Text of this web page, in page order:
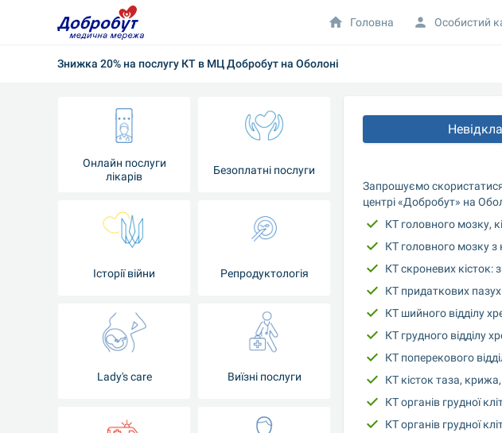
Знижка 20% на послугу КТ в МЦ Добробут на Оболоні
Онлайн послуги
лікарів
Безоплатні послуги
Історії війни Репродуктологія
Lady's care Виїзні послуги
Запрошуємо
центрі «Добробут» на
КТ головного мозку,
КТ головного мозку з
КТ скроневих кісток:
КТ придаткових
КТ шийного відділу
КТ грудного відділу
КТ поперекового
КТ кісток таза,
КТ органів грудної
КТ органів грудної
Головна Особистий